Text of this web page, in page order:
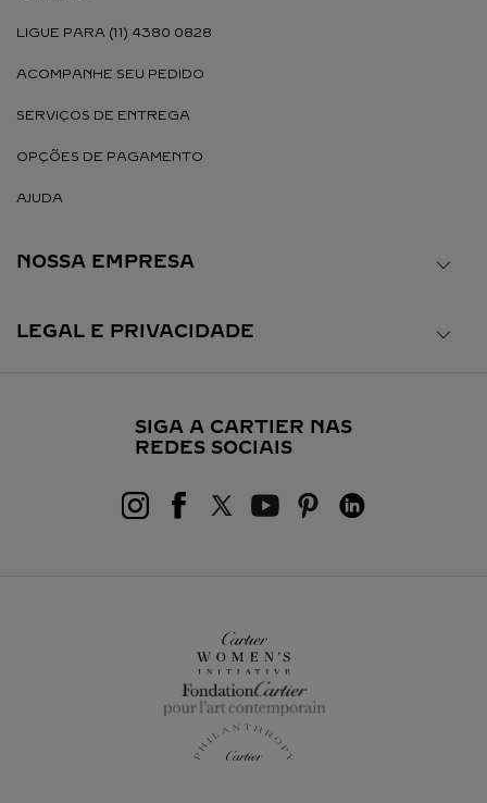
LIGUE PARA (11) 4380 0828
ACOMPANHE SEU PEDIDO
SERVIÇOS DE ENTREGA
OPÇÕES DE PAGAMENTO
AJUDA
NOSSA EMPRESA
LEGAL E PRIVACIDADE
SIGA A CARTIER NAS
REDES SOCIAIS